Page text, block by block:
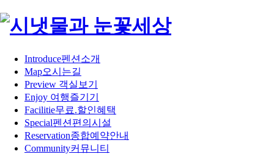
Introduce펜션소개
Map오시는길
Preview 객실보기
Enjoy 여행즐기기
Facilitie무료.할인혜택
Special펜션편의시설
Reservation종합예약안내
Community커뮤니티